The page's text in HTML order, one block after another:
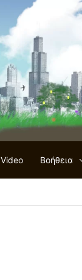
Video Βοήθεια